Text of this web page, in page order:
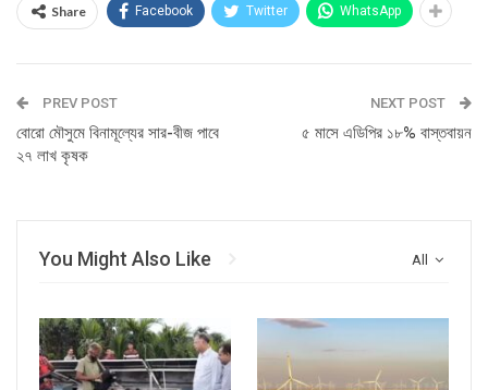
Share Facebook Twitter WhatsApp
PREV POST
বোরো মৌসুমে বিনামূল্যের সার-বীজ পাবে
২৭ লাখ কৃষক
NEXT POST
৫ মাসে এডিপির ১৮% বাস্তবায়ন
All
You Might Also Like